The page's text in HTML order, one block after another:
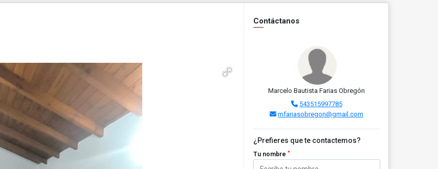
Contáctanos
Marcelo Bautista Farias Obregón
543515997785
mfariasobregon@gmail.com
¿Prefieres que te contactemos?
Tu nombre *